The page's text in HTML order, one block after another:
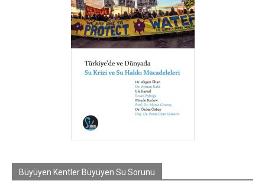
Büyüyen Kentler Büyüyen Su Sorunu